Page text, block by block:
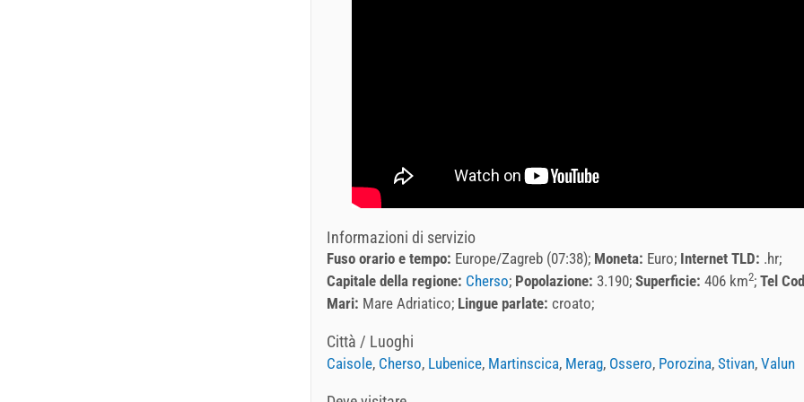
Informazioni di servizio
Fuso orario e tempo: Europe/Zagreb (07:38) Moneta: Euro Internet TLD: .hr
Capitale della regione: Cherso Popolazione: 3.190 Superficie: 406 km2 Tel
Mari: Mare Adriatico Lingue parlate: croato
Città / Luoghi
Caisole, Cherso, Lubenice, Martinscica, Merag, Ossero, Porozina, Stivan, Valun